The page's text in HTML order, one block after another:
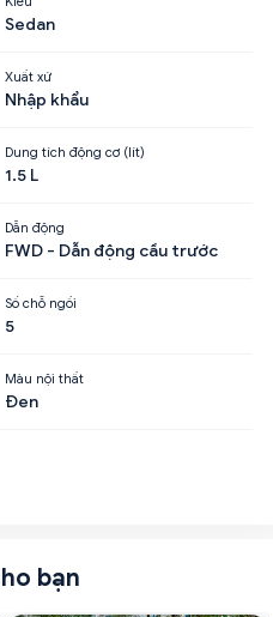
Sedan
Xuất xứ
Nhập khẩu
Dung tích động cơ (lít)
1.5 L
Dẫn động
FWD - Dẫn động cầu trước
Số chỗ ngồi
5
Màu nội thất
Đen
bạn